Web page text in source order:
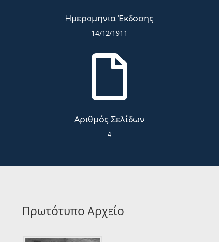
Ημερομηνία Έκδοσης
14/12/1911

Αριθμός Σελίδων
4
Πρωτότυπο Αρχείο